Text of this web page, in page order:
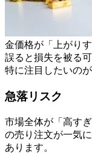
金価格が「上がり
誤ると損失を被る
特に注目したいの
急落リスク
市場全体が「高す
の売り注文が一気
あります。